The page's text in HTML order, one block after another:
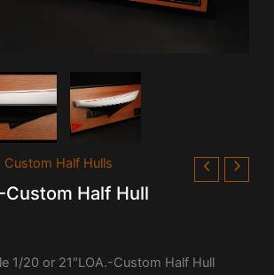
Custom Half Hulls
Half Hull
1/20 or 21″LOA.-Custom Half Hull